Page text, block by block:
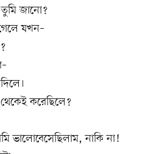
তুমি জানো?
যখন–
করেছিলে?
নাকি না!